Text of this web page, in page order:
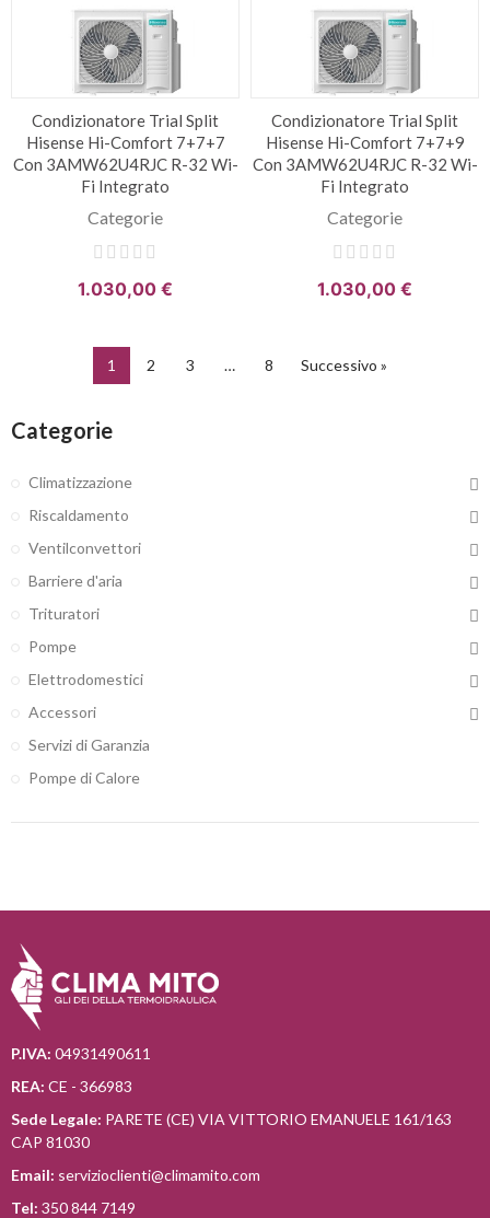
Condizionatore Trial Split
Hisense Hi-Comfort 7+7+7
Con 3AMW62U4RJC R-32 Wi-
Fi Integrato
Categorie
1.030,00 €
Condizionatore Trial Split
Hisense Hi-Comfort 7+7+9
Con 3AMW62U4RJC R-32 Wi-
Fi Integrato
Categorie
1.030,00 €
1 2 3 … 8 Successivo »
Categorie
Climatizzazione
Riscaldamento
Ventilconvettori
Barriere d'aria
Trituratori
Pompe
Elettrodomestici
Accessori
Servizi di Garanzia
Pompe di Calore
P.IVA: 04931490611
REA: CE - 366983
Sede Legale: PARETE (CE) VIA VITTORIO EMANUELE 161/163
CAP 81030
Email: servizioclienti@climamito.com
Tel: 350 844 7149